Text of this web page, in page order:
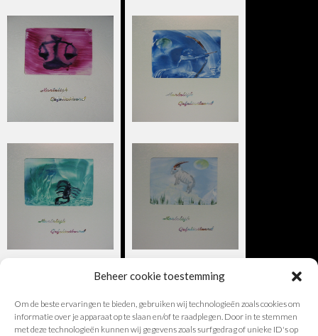
Beheer cookie toestemming
Om de beste ervaringen te bieden, gebruiken wij technologieën zoals cookies om
informatie over je apparaat op te slaan en/of te raadplegen. Door in te stemmen
met deze technologieën kunnen wij gegevens zoals surfgedrag of unieke ID's op